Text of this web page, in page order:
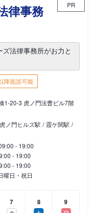
律事務
PR
法律事務所がお力と
降面談可能
1-20-3 虎ノ門法曹ビル7階
ノ門ヒルズ駅
霞ケ関駅
- 19:00
- 19:00
- 19:00
曜日・祝日
7
8
9